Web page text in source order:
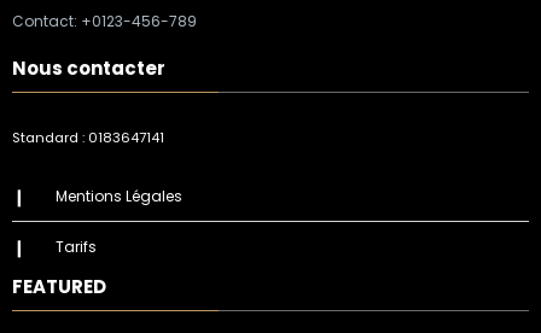
Contact: +0123-456-789
Nous contacter
Standard : 0183647141
Mentions Légales
Tarifs
FEATURED